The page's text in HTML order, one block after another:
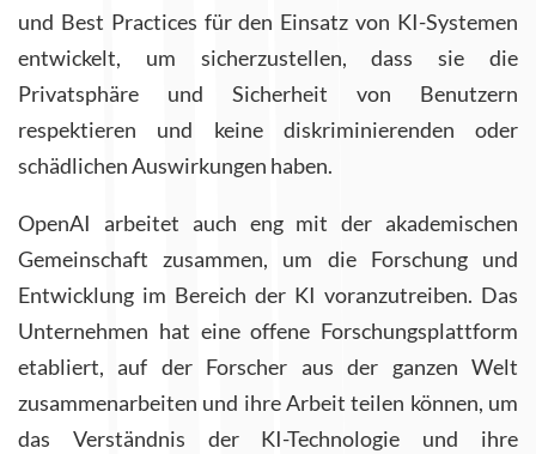
und Best Practices für den Einsatz von KI-Systemen
entwickelt, um sicherzustellen, dass sie die
Privatsphäre und Sicherheit von Benutzern
respektieren und keine diskriminierenden oder
schädlichen Auswirkungen haben.
OpenAI arbeitet auch eng mit der akademischen
Gemeinschaft zusammen, um die Forschung und
Entwicklung im Bereich der KI voranzutreiben. Das
Unternehmen hat eine offene Forschungsplattform
etabliert, auf der Forscher aus der ganzen Welt
zusammenarbeiten und ihre Arbeit teilen können, um
das Verständnis der KI-Technologie und ihre